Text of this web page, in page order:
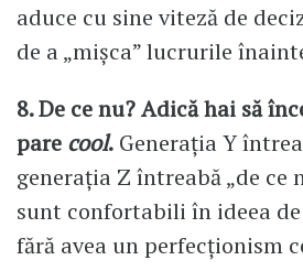
aduce cu sine viteză de
de a „mișca” lucrurile
8. De ce nu? Adică hai să
pare cool. Generația Y
generația Z întreabă „de ce
sunt confortabili în ideea de
fără avea un perfecționism